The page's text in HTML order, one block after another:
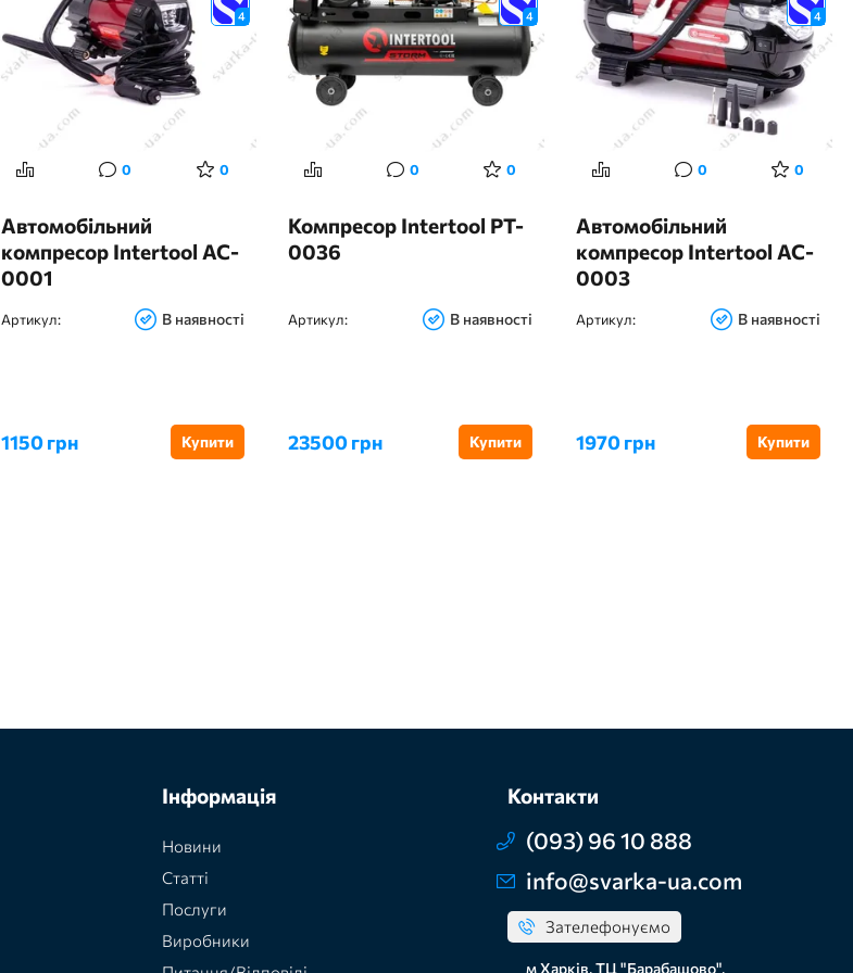
4
0 0
Автомобільний
компресор Intertool AC-
0001
Артикул: В наявності
1150 грн Купити
4
0 0
Компресор Intertool PT-
0036
Артикул: В наявності
23500 грн Купити
4
0 0
Автомобільний
компресор Intertool AC-
0003
Артикул: В наявності
1970 грн Купити
Інформація
Новини
Статті
Послуги
Виробники
Контакти
(093) 96 10 888
info@svarka-ua.com
Зателефонуємо
м Харків, ТЦ "Барабашово",